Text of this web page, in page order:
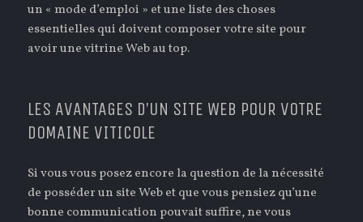
un « mode d’emploi » et une liste des choses
essentielles qui doivent composer votre site pour
avoir une vitrine Web au top.
LES AVANTAGES D’UN SITE WEB POUR VOTRE
DOMAINE VITICOLE
Si vous vous posez encore la question de la nécessité
de posséder un site Web et que vous pensiez qu’une
bonne communication pouvait suffire, ne vous